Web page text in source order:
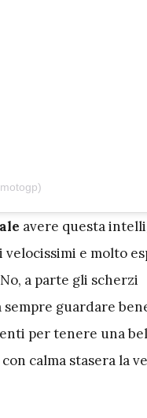
avere questa
e molto
a parte gli scherzi
guardare
per tenere una
calma stasera la